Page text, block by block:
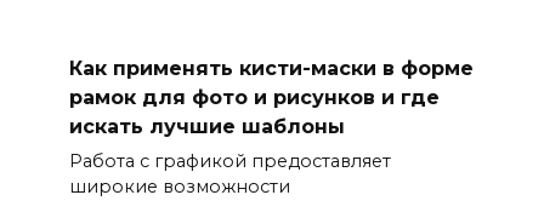
Как применять кисти-маски в форме
рамок для фото и рисунков и где
искать лучшие шаблоны
Работа с графикой предоставляет
широкие возможности